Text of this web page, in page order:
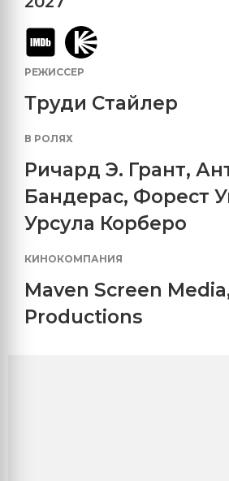
РЕЖИССЕР
Труди Стайлер
В РОЛЯХ
Ричард Э. Грант,
Бандерас, Форест
Урсула Корберо
КИНОКОМПАНИЯ
Maven Screen Media
Productions